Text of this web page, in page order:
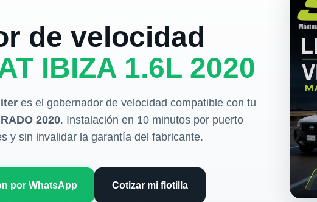
de velocidad
IBIZA 1.6L 2020
es el gobernador de velocidad compatible con tu
2020. Instalación en 10 minutos por puerto
y sin invalidar la garantía del fabricante.
por WhatsApp Cotizar mi flotilla